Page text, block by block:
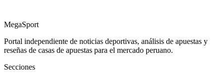
MegaSport
Portal independiente de noticias deportivas, análisis de apuestas y
reseñas de casas de apuestas para el mercado peruano.
Secciones